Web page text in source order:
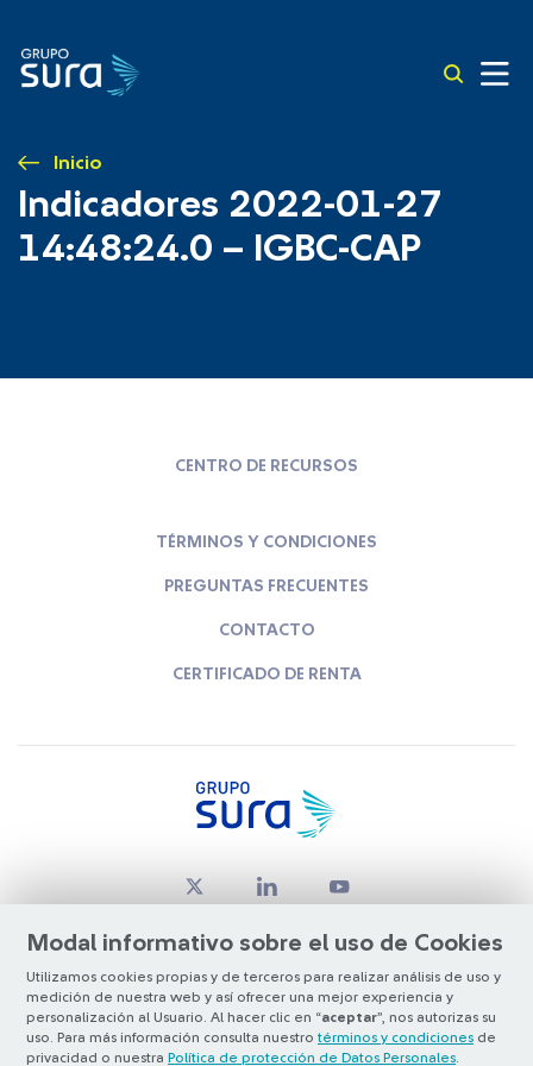
Inicio
Indicadores 2022-01-27
14:48:24.0 – IGBC-CAP
Modal informativo sobre el uso de Cookies
Utilizamos cookies propias y de terceros para realizar análisis de uso y
medición de nuestra web y así ofrecer una mejor experiencia y
personalización al Usuario. Al hacer clic en “aceptar”, nos autorizas su
uso. Para más información consulta nuestro términos y condiciones de
privacidad o nuestra Política de protección de Datos Personales
CENTRO DE RECURSOS
TÉRMINOS Y CONDICIONES
PREGUNTAS FRECUENTES
CONTACTO
CERTIFICADO DE RENTA
© Copyright Grupo SURA 2026